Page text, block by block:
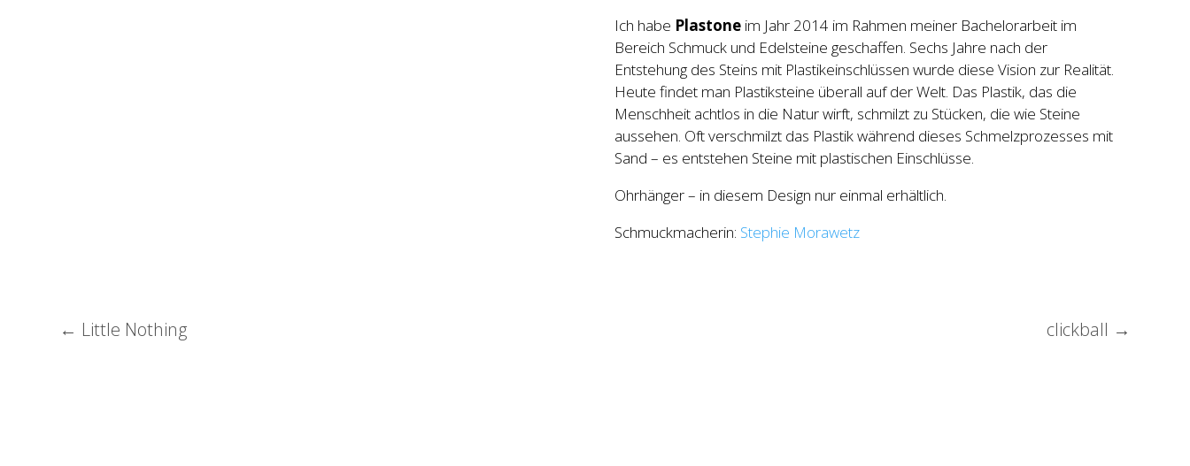
Ich habe Plastoneim Jahr 2014 im Rahmen meiner Bachelorarbeit im
Bereich Schmuck und Edelsteine geschaffen. Sechs Jahre nach der
Entstehung des Steins mit Plastikeinschlüssen wurde diese Vision zur Realität.
Heute findet man Plastiksteine überall auf der Welt. Das Plastik, das die
Menschheit achtlos in die Natur wirft, schmilzt zu Stücken, die wie Steine
aussehen. Oft verschmilzt das Plastik während dieses Schmelzprozesses mit
Sand – es entstehen Steine mit plastischen Einschlüsse.
Ohrhänger – in diesem Design nur einmal erhältlich.
Schmuckmacherin: Stephie Morawetz
← Little Nothing clickball →